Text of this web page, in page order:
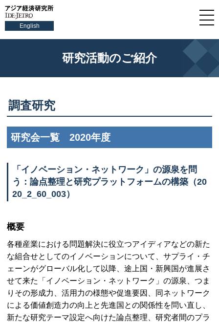
English
研究活動のご紹介
調査研究
研究会一覧 2020年度
「イノベーション・ネットワーク」の源泉を問
う：論点整理と研究プラットフォームの構築（20
20_2_60_003）
概要
各種産業における問題解決に役立つアイディアなどの新た
な組合せとしてのイノベーションについて、サプライ・チ
ェーンがグローバル化して以降、途上国・新興国が進展さ
せて来た「イノベーション・ネットワーク」の源泉、つま
りその形成力、活用力の様態や促進要因、同ネットワーク
による価値創造力の向上と先進国との関係性を問い直し、
新たな研究テーマ設定へ向けた論点整理、研究者間のプラ